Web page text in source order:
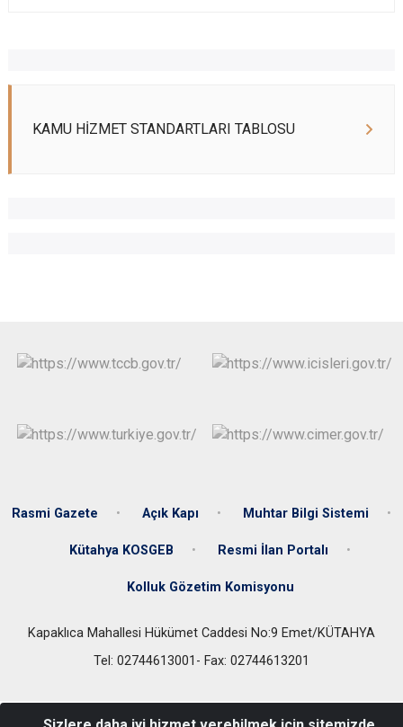
KAMU HİZMET STANDARTLARI TABLOSU
Rasmi Gazete Açık Kapı Muhtar Bilgi Sistemi
Kütahya KOSGEB Resmi İlan Portalı
Kolluk Gözetim Komisyonu
Kapaklıca Mahallesi Hükümet Caddesi No:9 Emet/KÜTAHYA
Tel: 02744613001- Fax: 02744613201